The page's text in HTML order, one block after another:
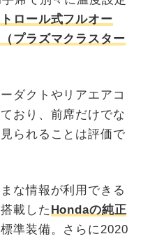
ロール式フルオー
プラズマクラスター
ダクトやリアエアコ
おり、前席だけでな
られることは評価で
な情報が利用できる
載した Hondaの純正
標準装備。さらに2020